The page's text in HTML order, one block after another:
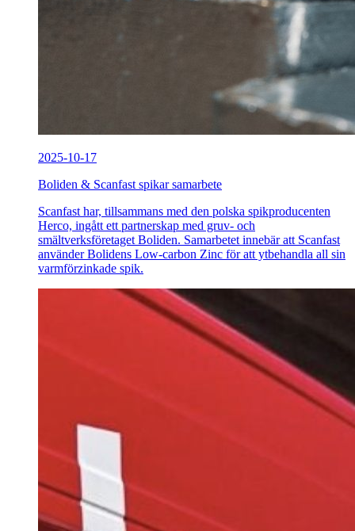
2025-10-17
Boliden & Scanfast spikar samarbete
Scanfast har, tillsammans med den polska spikproducenten
Herco, ingått ett partnerskap med gruv- och
smältverksföretaget Boliden. Samarbetet innebär att Scanfast
använder Bolidens Low-carbon Zinc för att ytbehandla all sin
varmförzinkade spik.